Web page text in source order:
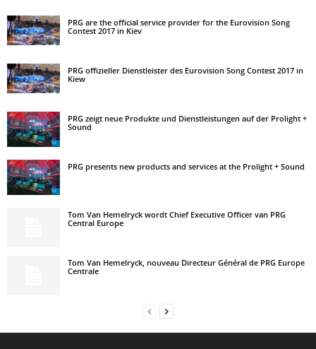
PRG are the official service provider for the Eurovision Song
Contest 2017 in Kiev
PRG offizieller Dienstleister des Eurovision Song Contest 2017 in
Kiew
PRG zeigt neue Produkte und Dienstleistungen auf der Prolight +
Sound
PRG presents new products and services at the Prolight + Sound
Tom Van Hemelryck wordt Chief Executive Officer van PRG
Central Europe
Tom Van Hemelryck, nouveau Directeur Général de PRG Europe
Centrale